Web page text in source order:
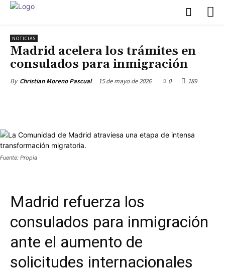
NOTICIAS
Madrid acelera los trámites en
consulados para inmigración
By Christian Moreno Pascual 15 de mayo de 2026 0 189
Fuente: Propia
Madrid refuerza los
consulados para inmigración
ante el aumento de
solicitudes internacionales